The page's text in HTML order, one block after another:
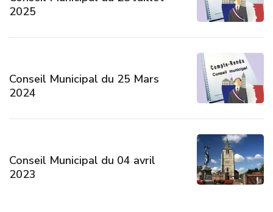
2025
Conseil Municipal du 25 Mars
2024
Conseil Municipal du 04 avril
2023